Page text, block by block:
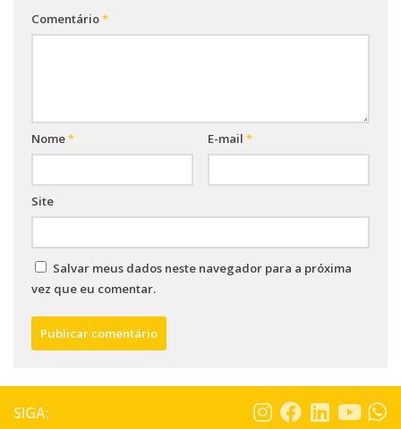
Comentário*
Nome* E-mail *
Site
Salvar meus dados neste navegador para a próxima
vez que eu comentar.
SIGA: